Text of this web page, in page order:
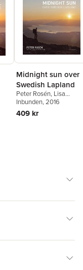
Midnight sun over
Swedish Lapland
Peter Rosén, Lisa
Holmström
Inbunden, 2016
409 kr